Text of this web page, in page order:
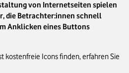
von Internetseiten spielen
die Betrachter:innen schnell
Anklicken eines Buttons
kostenfreie Icons finden, erfahren Sie